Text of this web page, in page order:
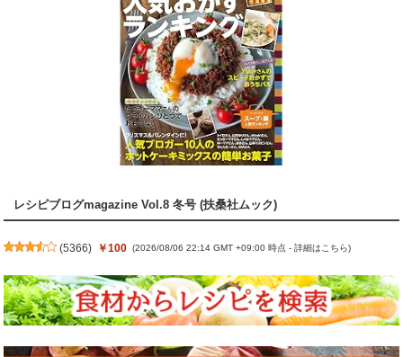
レシピブログmagazine Vol.8 冬号 (扶桑社ムック)
(5366) ￥100 (2026/08/06 22:14 GMT +09:00 時点 -詳細はこちら)